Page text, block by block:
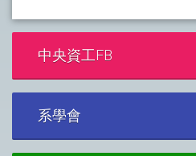
中央資工FB
系學會